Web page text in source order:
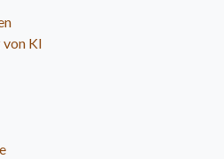
von KI